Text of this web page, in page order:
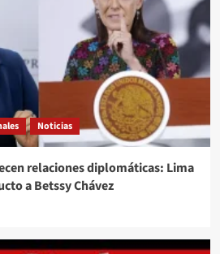
Noticias
relaciones diplomáticas: Lima
a Betssy Chávez